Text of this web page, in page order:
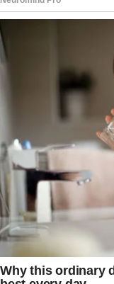
e a marca que
à tristeza
lembrança de
na internet um
público e
de sua carreira.